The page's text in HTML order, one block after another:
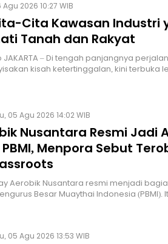
2026 10:27 WIB
Cita Kawasan Industri
Tanah dan Rakyat
JAKARTA – Di tengah panjangnya
kisah ketertinggalan, kini terbuka
05 Agu 2026 14:02 WIB
Nusantara Resmi Jadi
Menpora Sebut
Aerobik Nusantara resmi menjadi
Besar Muaythai Indonesia (PBMI).
05 Agu 2026 13:53 WIB